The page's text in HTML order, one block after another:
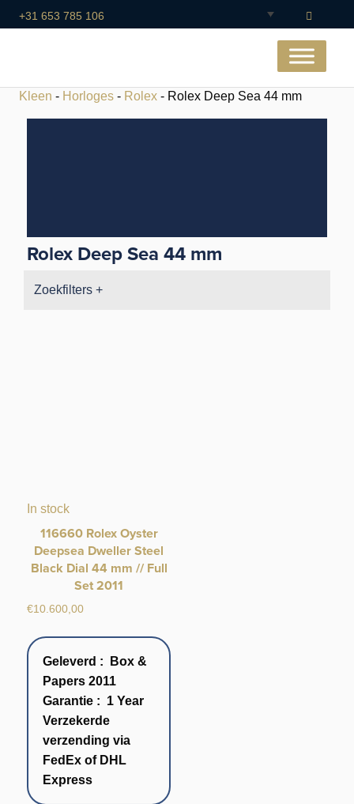
+31 653 785 106
Kleen - Horloges - Rolex - Rolex Deep Sea 44 mm
Rolex Deep Sea 44 mm
Zoekfilters +
In stock
116660 Rolex Oyster
Deepsea Dweller Steel
Black Dial 44 mm // Full
Set 2011
€10.600,00
Geleverd : Box &
Papers 2011
Garantie : 1 Year
Verzekerde
verzending via
FedEx of DHL
Express